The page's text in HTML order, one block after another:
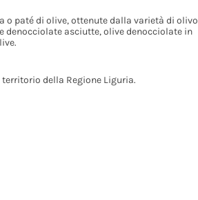
o paté di olive, ottenute dalla varietà di olivo
denocciolate asciutte, olive denocciolate in
territorio della Regione Liguria.